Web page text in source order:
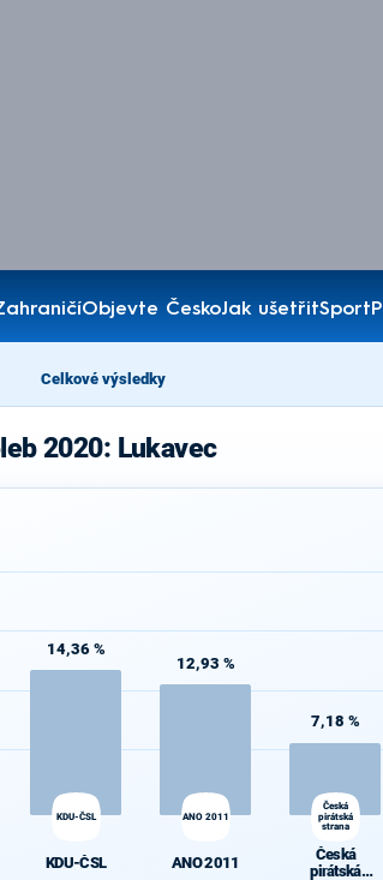
Objevte ČeskoJak ušetřitSport
Celkové výsledky
2020: Lukavec
14,36 %
KDU-ČSL
KDU-ČSL
12,93 %
ANO 2011
ANO 2011
7,18 %
Česká
pirátská
strana
Česká
pirátská